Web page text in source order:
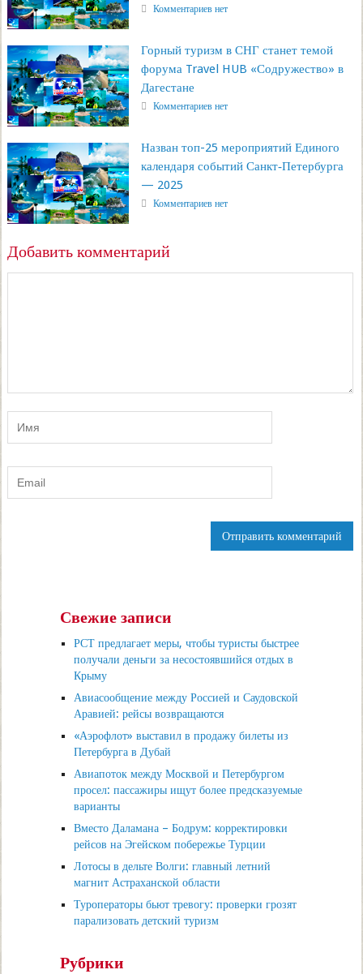
Комментариев нет
Горный туризм в СНГ станет темой
форума Travel HUB «Содружество» в
Дагестане
Комментариев нет
Назван топ-25 мероприятий Единого
календаря событий Санкт‑Петербурга
— 2025
Комментариев нет
Добавить комментарий
Свежие записи
РСТ предлагает меры, чтобы туристы быстрее
получали деньги за несостоявшийся отдых в
Крыму
Авиасообщение между Россией и Саудовской
Аравией: рейсы возвращаются
«Аэрофлот» выставил в продажу билеты из
Петербурга в Дубай
Авиапоток между Москвой и Петербургом
просел: пассажиры ищут более предсказуемые
варианты
Вместо Даламана – Бодрум: корректировки
рейсов на Эгейском побережье Турции
Лотосы в дельте Волги: главный летний
магнит Астраханской области
Туроператоры бьют тревогу: проверки грозят
парализовать детский туризм
Рубрики